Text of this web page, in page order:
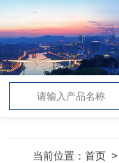
当前位置：首页 >